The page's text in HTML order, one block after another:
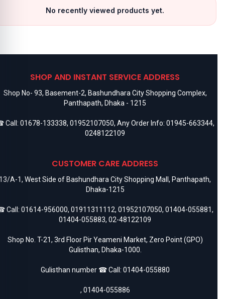
No recently viewed products yet.
SHOP AND INSTANT SERVICE ADDRESS
Shop No- 93, Basement-2, Bashundhara City Shopping Complex,
Panthapath, Dhaka - 1215
Call: 01678-133338, 01952107050, Any Order Info: 01945-663344,
0248122109
CUSTOMER CARE ADDRESS
A-1, West Side of Bashundhara City Shopping Mall, Panthapath,
Dhaka-1215
Call: 01614-956000, 01911311112, 01952107050, 01404-055881,
01404-055883, 02-48122109
Shop No. T-21, 3rd Floor Pir Yeameni Market, Zero Point (GPO)
Gulisthan, Dhaka-1000.
Gulisthan number ☎ Call: 01404-055880
, 01404-055886